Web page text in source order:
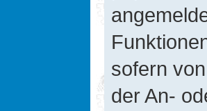
sofern
der An-